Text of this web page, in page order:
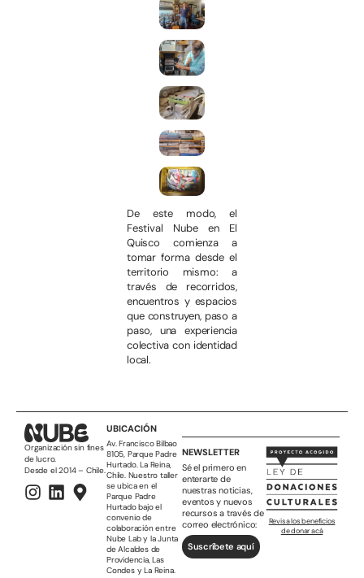
De este modo, el
Festival Nube en El
Quisco comienza a
tomar forma desde el
territorio mismo: a
través de recorridos,
encuentros y espacios
que construyen, paso a
paso, una experiencia
colectiva con identidad
local.
Organización sin fines
de lucro.
Desde el 2014 – Chile.
UBICACIÓN
Av. Francisco Bilbao
8105, Parque Padre
Hurtado. La Reina,
Chile. Nuestro taller
se ubica en el
Parque Padre
Hurtado bajo el
convenio de
colaboración entre
Nube Lab y la Junta
de Alcaldes de
Providencia, Las
Condes y La Reina.
NEWSLETTER
Sé el primero en
enterarte de
nuestras noticias,
eventos y nuevos
recursos a través de
correo electrónico:
Suscríbete aquí
Revisa los beneficios
de donar acá